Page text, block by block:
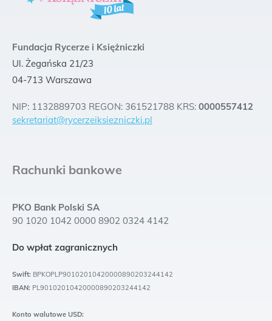
Fundacja Rycerze i Księżniczki
Ul. Żegańska 21/23
04-713 Warszawa
NIP: 1132889703 REGON: 361521788 KRS: 0000557412
sekretariat@rycerzeiksiezniczki.pl
Rachunki bankowe
PKO Bank Polski SA
90 1020 1042 0000 8902 0324 4142
Do wpłat zagranicznych
Swift: BPKOPLP90102010420000890203244142
IBAN: PL90102010420000890203244142
Konto walutowe USD: